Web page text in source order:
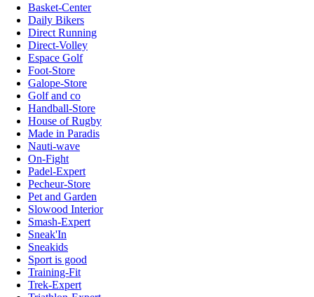
Basket-Center
Daily Bikers
Direct Running
Direct-Volley
Espace Golf
Foot-Store
Galope-Store
Golf and co
Handball-Store
House of Rugby
Made in Paradis
Nauti-wave
On-Fight
Padel-Expert
Pecheur-Store
Pet and Garden
Slowood Interior
Smash-Expert
Sneak'In
Sneakids
Sport is good
Training-Fit
Trek-Expert